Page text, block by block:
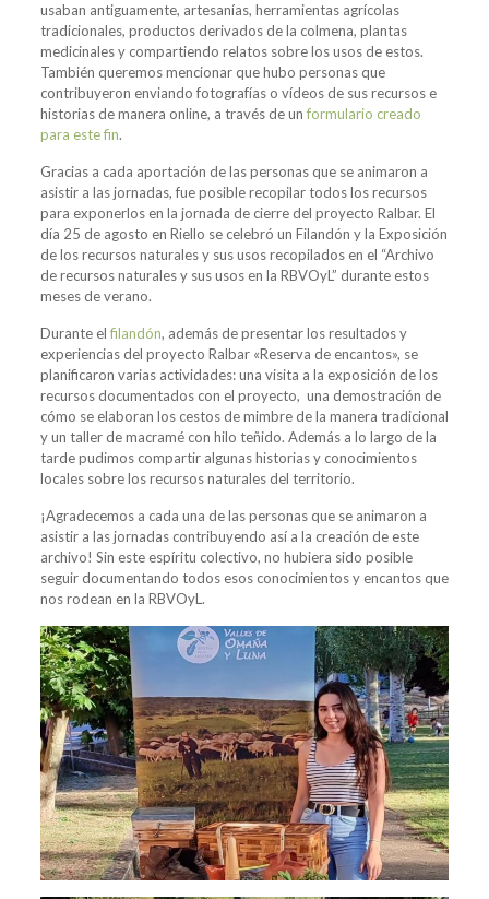
usaban antiguamente, artesanías, herramientas agrícolas
tradicionales, productos derivados de la colmena, plantas
medicinales y compartiendo relatos sobre los usos de estos.
También queremos mencionar que hubo personas que
contribuyeron enviando fotografías o vídeos de sus recursos e
historias de manera online, a través de un formulario creado
para este fin.
Gracias a cada aportación de las personas que se animaron a
asistir a las jornadas, fue posible recopilar todos los recursos
para exponerlos en la jornada de cierre del proyecto Ralbar. El
día 25 de agosto en Riello se celebró un Filandón y la Exposición
de los recursos naturales y sus usos recopilados en el “Archivo
de recursos naturales y sus usos en la RBVOyL” durante estos
meses de verano.
Durante el filandón, además de presentar los resultados y
experiencias del proyecto Ralbar «Reserva de encantos», se
planificaron varias actividades: una visita a la exposición de los
recursos documentados con el proyecto, una demostración de
cómo se elaboran los cestos de mimbre de la manera tradicional
y un taller de macramé con hilo teñido. Además a lo largo de la
tarde pudimos compartir algunas historias y conocimientos
locales sobre los recursos naturales del territorio.
¡Agradecemos a cada una de las personas que se animaron a
asistir a las jornadas contribuyendo así a la creación de este
archivo! Sin este espíritu colectivo, no hubiera sido posible
seguir documentando todos esos conocimientos y encantos que
nos rodean en la RBVOyL.